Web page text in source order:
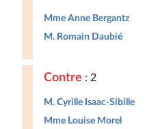
Mme Anne Bergantz
M. Romain Daubié
Contre : 2
M. Cyrille Isaac-Sibille
Mme Louise Morel